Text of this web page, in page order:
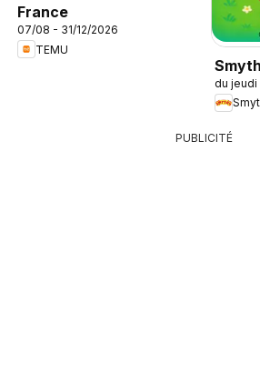
France
07/08 - 31/12/2026
TEMU
du
PUBLICITÉ